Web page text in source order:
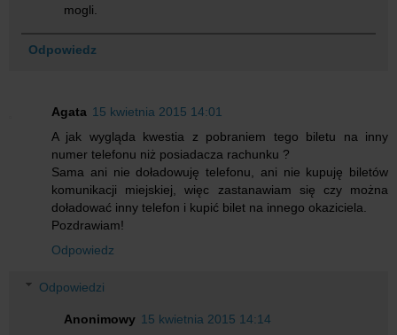
mogli.
Odpowiedz
Agata 15 kwietnia 2015 14:01
A jak wygląda kwestia z pobraniem tego biletu na inny
numer telefonu niż posiadacza rachunku ?
Sama ani nie doładowuję telefonu, ani nie kupuję biletów
komunikacji miejskiej, więc zastanawiam się czy można
doładować inny telefon i kupić bilet na innego okaziciela.
Pozdrawiam!
Odpowiedz
Odpowiedzi
Anonimowy 15 kwietnia 2015 14:14